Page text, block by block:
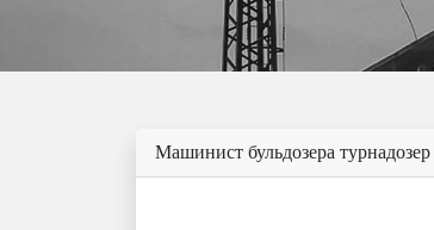
Машинист бульдозера